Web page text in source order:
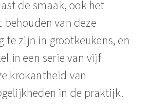
de smaak, ook het
van deze
zijn in grootkeukens, en
in een serie van vijf
krokantheid van
in de praktijk.